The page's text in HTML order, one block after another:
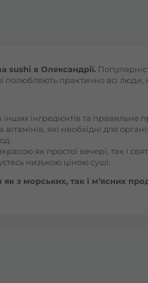
Броди
Буча
sushi в Олександрії.
практично всі люди,
інгредієнтів та правильне
які необхідні для
як простої вечері, так і
низькою ціною суші.
з морських, так і м’ясних